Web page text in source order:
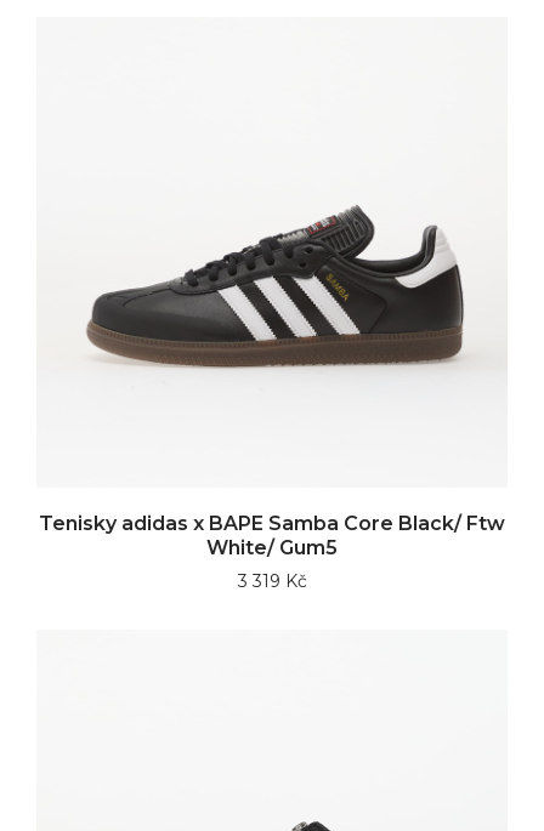
Tenisky adidas x BAPE Samba Core Black/ Ftw
White/ Gum5
3 319 Kč